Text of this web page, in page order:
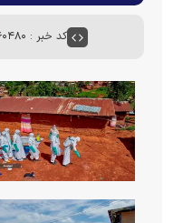
کد خبر : ۱۰۶۰۴۸۰